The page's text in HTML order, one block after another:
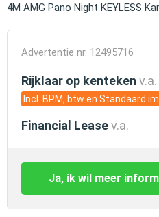
4M AMG Pano Night KEYLESS
Advertentie nr. 12495716
Rijklaar op kenteken v.a.
Incl. BPM, btw en Standaard
Financial Leasev.a.
Ja, ik wil meer